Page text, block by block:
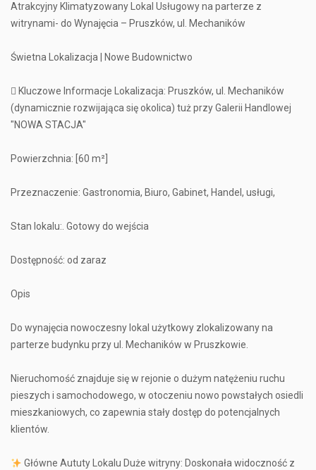
Atrakcyjny Klimatyzowany Lokal Usługowy na parterze z
witrynami- do Wynajęcia – Pruszków, ul. Mechaników
Świetna Lokalizacja | Nowe Budownictwo
 Kluczowe Informacje Lokalizacja: Pruszków, ul. Mechaników
(dynamicznie rozwijająca się okolica) tuż przy Galerii Handlowej
"NOWA STACJA"
Powierzchnia: [60 m²]
Przeznaczenie: Gastronomia, Biuro, Gabinet, Handel, usługi,
Stan lokalu:. Gotowy do wejścia
Dostępność: od zaraz
Opis
Do wynajęcia nowoczesny lokal użytkowy zlokalizowany na
parterze budynku przy ul. Mechaników w Pruszkowie.
Nieruchomość znajduje się w rejonie o dużym natężeniu ruchu
pieszych i samochodowego, w otoczeniu nowo powstałych osiedli
mieszkaniowych, co zapewnia stały dostęp do potencjalnych
klientów.
Główne Aututy Lokalu Duże witryny: Doskonała widoczność z